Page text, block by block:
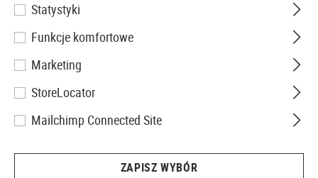
Nie znaleziono żadnych produktów.
Statystyki
Funkcje komfortowe
Marketing
StoreLocator
Mailchimp Connected Site
ZAPISZ WYBÓR